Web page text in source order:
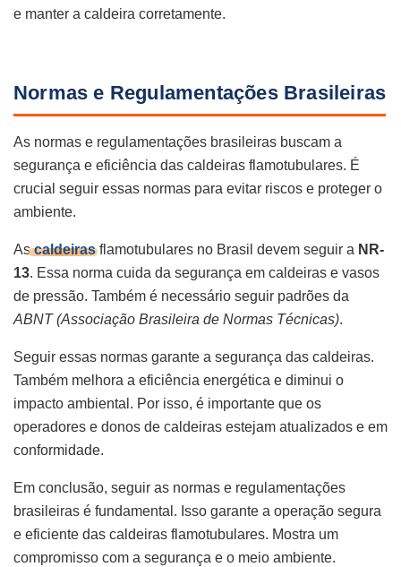
e manter a caldeira corretamente.
Normas e Regulamentações Brasileiras
As normas e regulamentações brasileiras buscam a
segurança e eficiência das caldeiras flamotubulares. É
crucial seguir essas normas para evitar riscos e proteger o
ambiente.
Ascaldeirasflamotubulares no Brasil devem seguir a NR-
13. Essa norma cuida da segurança em caldeiras e vasos
de pressão. Também é necessário seguir padrões da
ABNT (Associação Brasileira de Normas Técnicas).
Seguir essas normas garante a segurança das caldeiras.
Também melhora a eficiência energética e diminui o
impacto ambiental. Por isso, é importante que os
operadores e donos de caldeiras estejam atualizados e em
conformidade.
Em conclusão, seguir as normas e regulamentações
brasileiras é fundamental. Isso garante a operação segura
e eficiente das caldeiras flamotubulares. Mostra um
compromisso com a segurança e o meio ambiente.